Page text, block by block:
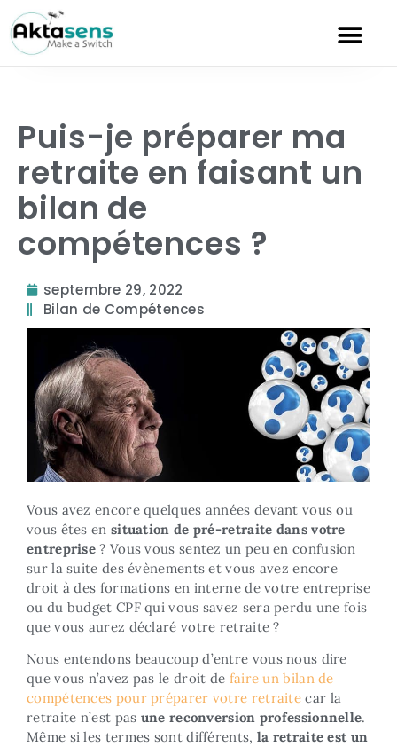
Puis-je préparer ma
retraite en faisant un
bilan de
compétences ?
septembre 29, 2022
Bilan de Compétences
Vous avez encore quelques années devant vous ou
vous êtes en situation de pré-retraite dans votre
entreprise ? Vous vous sentez un peu en confusion
sur la suite des évènements et vous avez encore
droit à des formations en interne de votre entreprise
ou du budget CPF qui vous savez sera perdu une fois
que vous aurez déclaré votre retraite ?
Nous entendons beaucoup d’entre vous nous dire
que vous n’avez pas le droit de faire un bilan de
compétences pour préparer votre retraite car la
retraite n’est pas une reconversion professionnelle.
Même si les termes sont différents, la retraite est un